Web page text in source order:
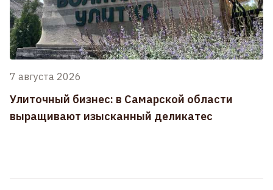
7 августа 2026
Улиточный бизнес: в Самарской области
выращивают изысканный деликатес